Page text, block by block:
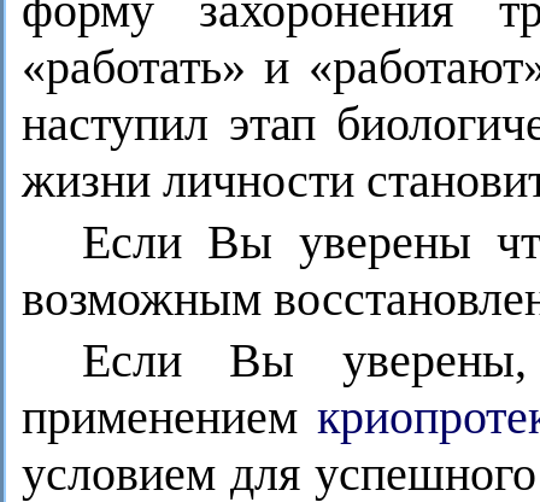
«работать» и
наступил этап
жизни личности
Если Вы уверены
возможным
Если Вы уверены,
применением
условием для